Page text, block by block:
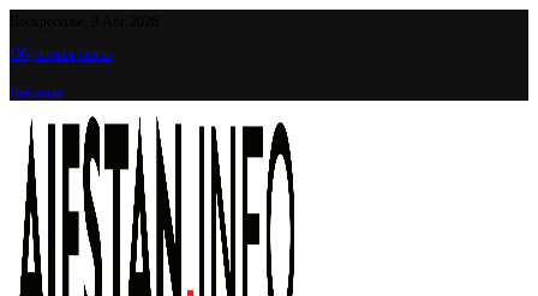
Обратная связь
Реклама